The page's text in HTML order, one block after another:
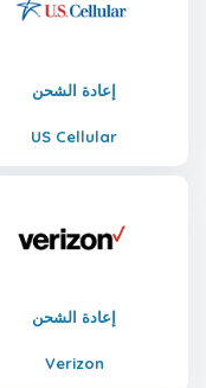
إعادة الشحن
US Cellular
إعادة الشحن
Verizon